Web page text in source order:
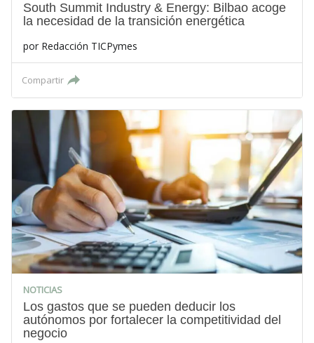
South Summit Industry & Energy: Bilbao acoge
la necesidad de la transición energética
por Redacción TICPymes
Compartir
NOTICIAS
Los gastos que se pueden deducir los
autónomos por fortalecer la competitividad del
negocio